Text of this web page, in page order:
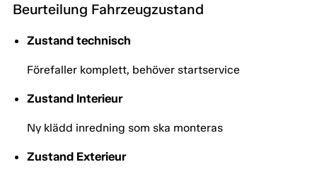
Beurteilung Fahrzeugzustand
Zustand technisch
Förefaller komplett, behöver startservice
Zustand Interieur
Ny klädd inredning som ska monteras
Zustand Exterieur